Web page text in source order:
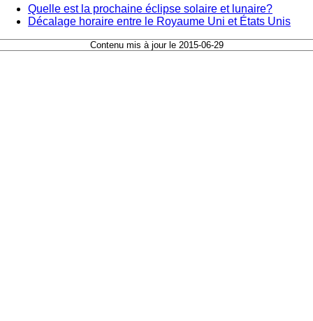
Quelle est la prochaine éclipse solaire et lunaire?
Décalage horaire entre le Royaume Uni et États Unis
Contenu mis à jour le 2015-06-29